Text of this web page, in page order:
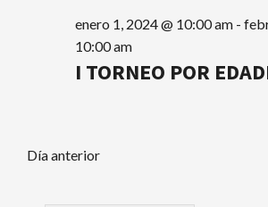
2024I TORNEO POR
enero 1, 2024 @ 10:00 am-
10:00 am
Día anterior